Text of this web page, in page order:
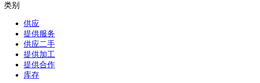
类别
供应
提供服务
供应二手
提供加工
提供合作
库存